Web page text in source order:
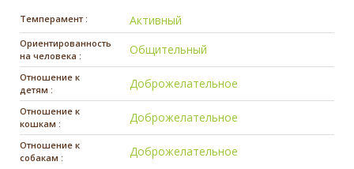
Темперамент : Активный
Ориентированность
на человека :
Общительный
Отношение к
детям :
Доброжелательное
Отношение к
кошкам :
Доброжелательное
Отношение к
собакам :
Доброжелательное